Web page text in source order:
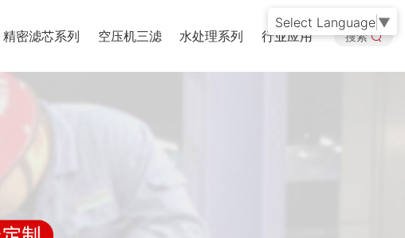
精密滤芯系列 空压机三滤 水处理系列 行业应用 搜索
Select Language ▼